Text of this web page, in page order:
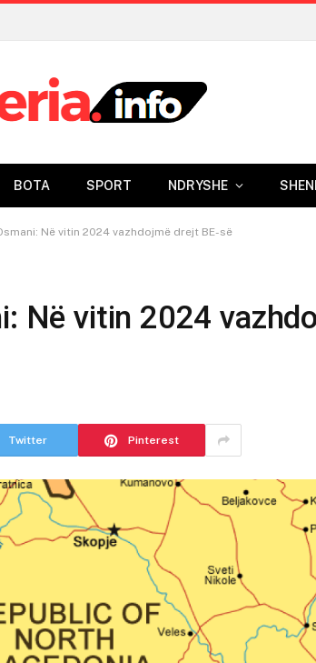
BOTA SPORT NDRYSHE
Në vitin 2024 vazhdojmë drejt BE-së
Në vitin 2024
Twitter Pinterest